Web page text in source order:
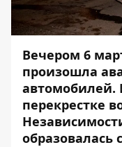
Вечером 6
произошла
автомобилей.
перекрестке
образовалась